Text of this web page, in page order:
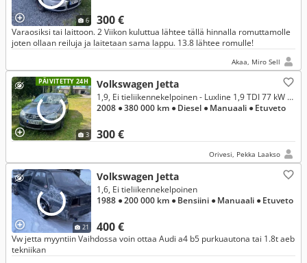
6 300 €
Varaosiksi tai laittoon. 2 Viikon kuluttua lähtee tällä hinnalla romuttamolle
joten ollaan reiluja ja laitetaan sama lappu. 13.8 lähtee romulle!
Akaa, Miro Sell
PÄIVITETTY 24H
3
Volkswagen Jetta
300 €
1,9, Ei tieliikennekelpoinen - Luxline 1,9 TDI 77 kW PowerDiesel
2008 ● 380 000 km ● Diesel ● Manuaali ● Etuveto
Orivesi, Pekka Laakso
21
Volkswagen Jetta
400 €
1,6, Ei tieliikennekelpoinen
1988 ● 200 000 km ● Bensiini ● Manuaali ● Etuveto
Vw jetta myyntiin Vaihdossa voin ottaa Audi a4 b5 purkuautona tai 1.8t aeb
tekniikan